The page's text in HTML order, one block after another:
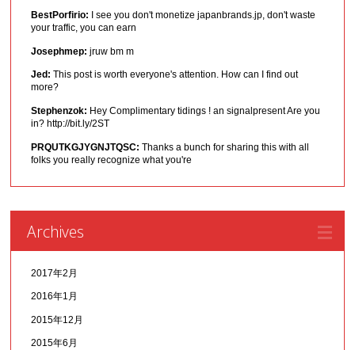
BestPorfirio:
I see you don't monetize japanbrands.jp, don't waste
your traffic, you can earn
Josephmep: jruw bm m
Jed: This post is worth everyone's attention. How can I find out
more?
Stephenzok: Hey Complimentary tidings ! an signalpresent Are you
in? http://bit.ly/2ST
PRQUTKGJYGNJTQSC: Thanks a bunch for sharing this with all
folks you really recognize what you're
Archives
2017年2月
2016年1月
2015年12月
2015年6月